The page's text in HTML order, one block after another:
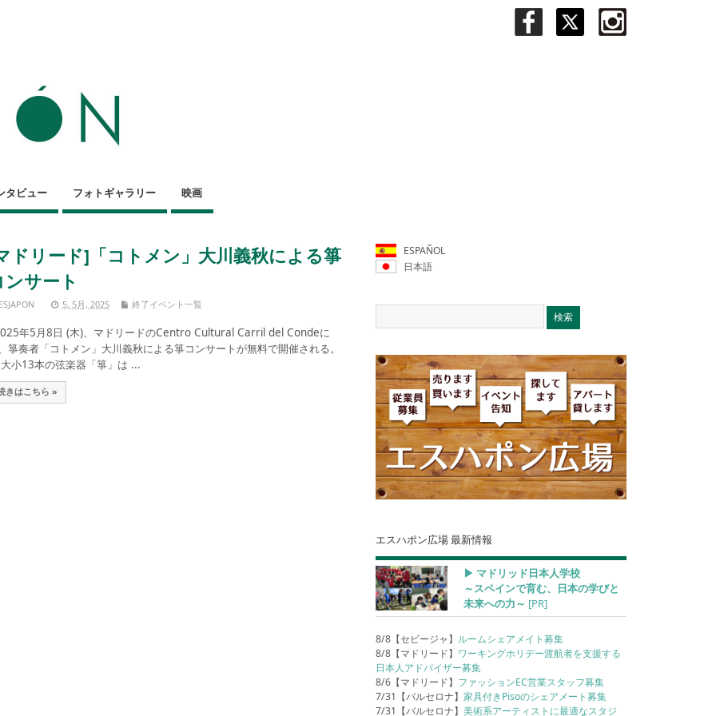
タビュー フォトギャラリー 映画
ドリード]「コトメン」大川義秋による箏
ンサート
5, 5月, 2025 終了イベント一覧
年5月8日 (木)、マドリードのCentro Cultural Carril del Condeに
箏奏者「コトメン」大川義秋による箏コンサートが無料で開催される。
13本の弦楽器「箏」は ...
きはこちら »
ESPAÑOL
日本語
エスハポン広場 最新情報
▶︎ マドリッド日本人学校
～スペインで育む、日本の学びと
未来への力～ [PR]
8/8【セビージャ】ルームシェアメイト募集
8/8【マドリード】 ワーキングホリデー渡航者を支援する
日本人アドバイザー募集
8/6【マドリード】 ファッションEC営業スタッフ募集
7/31【バルセロナ】家具付きPisoのシェアメート募集
7/31【バルセロナ】美術系アーティストに最適なスタジ